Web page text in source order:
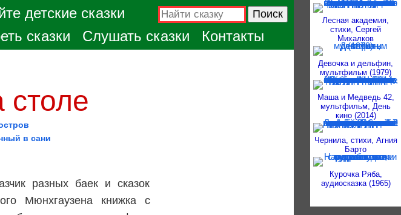
Лесная академия,
стихи, Сергей
Михалков
Девочка и дельфин,
мультфильм (1979)
Маша и Медведь 42,
мультфильм, День
кино (2014)
Чернила, стихи, Агния
Барто
Курочка Ряба,
аудиосказка (1965)
детские сказки
сказки Слушать сказки Контакты
столе
в сани